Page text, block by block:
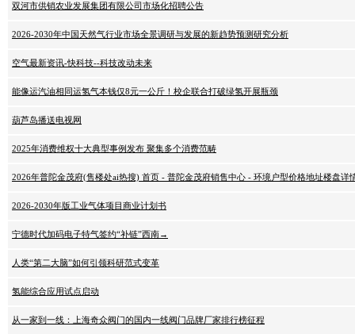
双河市供销农业发展集团有限公司市场化招聘公告
2026-2030年中国天然气行业市场全景调研与发展的新趋势预测研究分析
空气最新资讯-快科技--科技改动未来
能像运汽油相同运氢气本钱仅8元一公斤！校企联合打破绿氢开展瓶颈
葫芦岛播送电视网
2025年消费维权十大典型事例发布 聚集多个消费范畴
2026年普陀金茂府(售楼处ai热搜) 首页 - 普陀金茂府销售中心 - 环境户型价格地址楼盘详
2026-2030年版工业气体项目商业计划书
宁德时代加码电子特气签约“补链”西南→
人类“第二大脑”如何引领科研范式变革
氢能综合应用试点启动
从一家到一线：上海奇众阀门的国内一线阀门品牌厂家排行榜征程